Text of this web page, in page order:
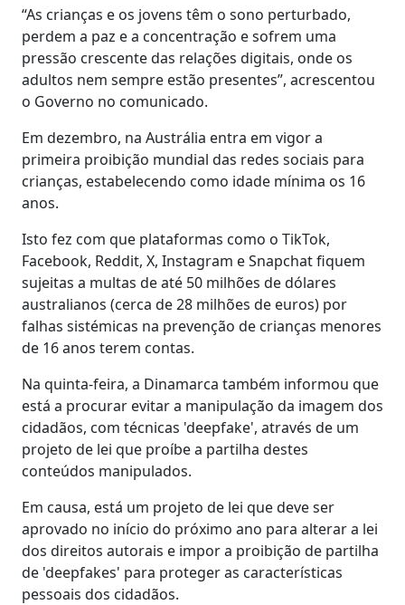
“As crianças e os jovens têm o sono perturbado,
perdem a paz e a concentração e sofrem uma
pressão crescente das relações digitais, onde os
adultos nem sempre estão presentes”, acrescentou
o Governo no comunicado.
Em dezembro, na Austrália entra em vigor a
primeira proibição mundial das redes sociais para
crianças, estabelecendo como idade mínima os 16
anos.
Isto fez com que plataformas como o TikTok,
Facebook, Reddit, X, Instagram e Snapchat fiquem
sujeitas a multas de até 50 milhões de dólares
australianos (cerca de 28 milhões de euros) por
falhas sistémicas na prevenção de crianças menores
de 16 anos terem contas.
Na quinta-feira, a Dinamarca também informou que
está a procurar evitar a manipulação da imagem dos
cidadãos, com técnicas 'deepfake', através de um
projeto de lei que proíbe a partilha destes
conteúdos manipulados.
Em causa, está um projeto de lei que deve ser
aprovado no início do próximo ano para alterar a lei
dos direitos autorais e impor a proibição de partilha
de 'deepfakes' para proteger as características
pessoais dos cidadãos.